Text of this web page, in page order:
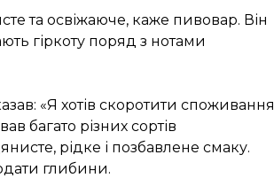
та освіжаюче, каже пивовар. Він
гіркоту поряд з нотами
«Я хотів скоротити споживання
багато різних сортів
рідке і позбавлене смаку.
глибини.